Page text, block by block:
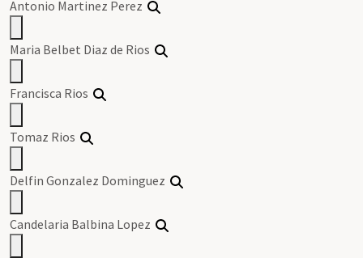
Antonio Martinez Perez
Maria Belbet Diaz de Rios
Francisca Rios
Tomaz Rios
Delfin Gonzalez Dominguez
Candelaria Balbina Lopez